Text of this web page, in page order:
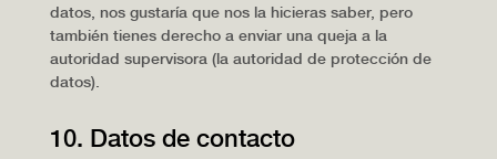
datos, nos gustaría que nos la hicieras saber, pero
también tienes derecho a enviar una queja a la
autoridad supervisora (la autoridad de protección de
datos).
10. Datos de contacto